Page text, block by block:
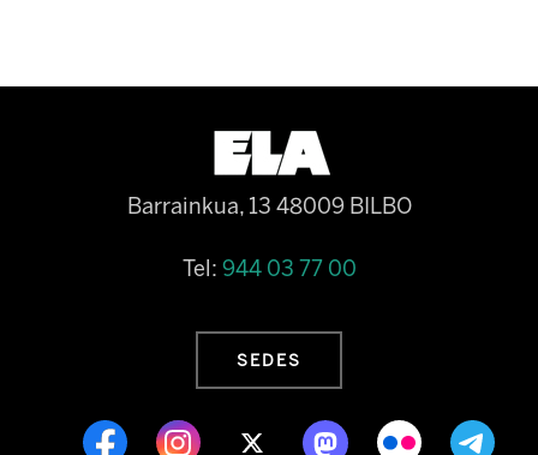
Barrainkua, 13 48009 BILBO
Tel: 944 03 77 00
SEDES